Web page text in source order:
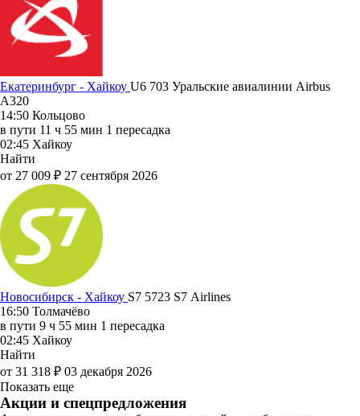
Екатеринбург - Хайкоу U6 703 Уральские авиалинии Airbus
A320
14:50 Кольцово
в пути 11 ч 55 мин 1 пересадка
02:45 Хайкоу
Найти
от 27 009 ₽ 27 сентября 2026
Новосибирск - Хайкоу S7 5723 S7 Airlines
16:50 Толмачёво
в пути 9 ч 55 мин 1 пересадка
02:45 Хайкоу
Найти
от 31 318 ₽ 03 декабря 2026
Показать еще
Акции и спецпредложения